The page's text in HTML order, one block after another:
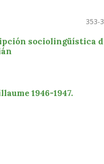
353-
sociolingüística
1946-1947.